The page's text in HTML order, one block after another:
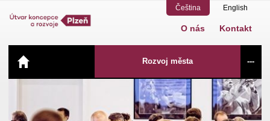
Čeština English
Navigace Rozvoj města ---
O nás Kontakt